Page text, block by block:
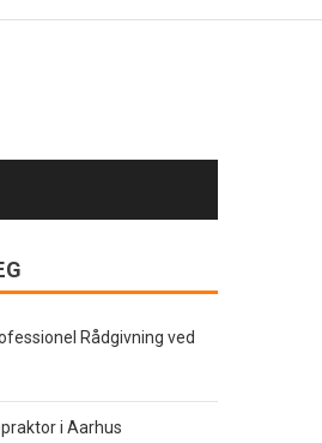
Rådgivning ved
i Aarhus